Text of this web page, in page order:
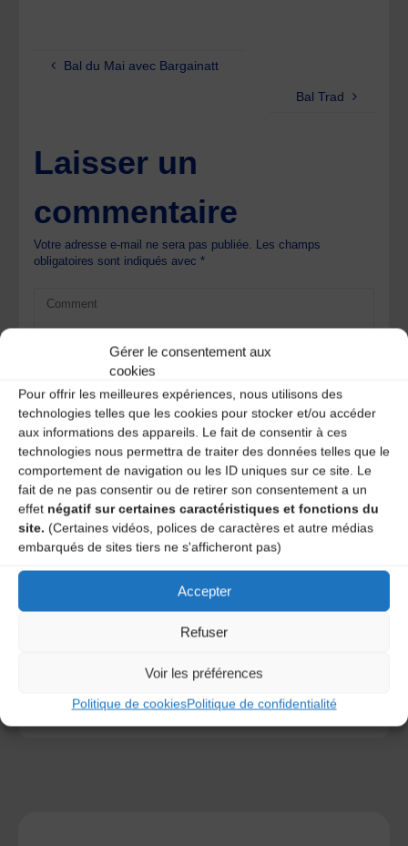
Gérer le consentement aux
cookies
Pour offrir les meilleures expériences, nous utilisons des
technologies telles que les cookies pour stocker et/ou accéder
aux informations des appareils. Le fait de consentir à ces
technologies nous permettra de traiter des données telles que le
comportement de navigation ou les ID uniques sur ce site. Le
fait de ne pas consentir ou de retirer son consentement a un
effet négatif sur certaines caractéristiques et fonctions du
site. (Certaines vidéos, polices de caractères et autre médias
embarqués de sites tiers ne s'afficheront pas)
Accepter
Refuser
Voir les préférences
Politique de cookiesPolitique de confidentialité
Bal du Mai avec Bargainatt
Bal Trad
Laisser un
commentaire
Votre adresse e-mail ne sera pas publiée. Les champs
obligatoires sont indiqués avec*
Save my name, email, and site URL in my browser for next
savoir plus sur la façon dont les données de vos